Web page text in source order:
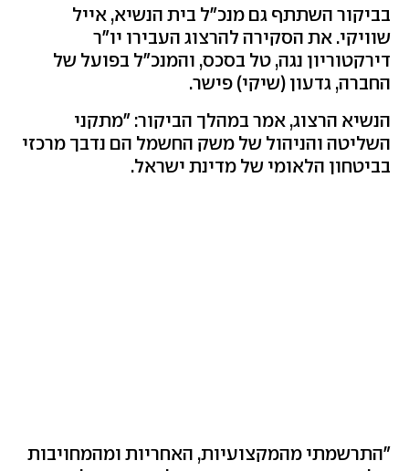
בביקור השתתף גם מנכ"ל בית הנשיא, אייל
שוויקי. את הסקירה להרצוג העבירו יו״ר
דירקטוריון נגה, טל בסכס, והמנכ״ל בפועל של
החברה, גדעון (שיקי) פישר.
הנשיא הרצוג, אמר במהלך הביקור: "מתקני
השליטה והניהול של משק החשמל הם נדבך מרכזי
בביטחון הלאומי של מדינת ישראל.
"התרשמתי מהמקצועיות, האחריות ומהמחויבות